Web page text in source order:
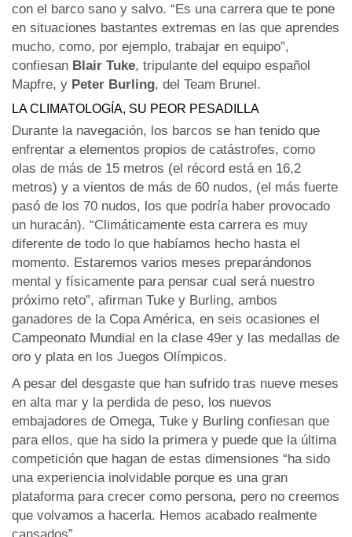
con el barco sano y salvo. “Es una carrera que te pone
en situaciones bastantes extremas en las que aprendes
mucho, como, por ejemplo, trabajar en equipo”,
confiesan Blair Tuke, tripulante del equipo español
Mapfre, y Peter Burling, del Team Brunel.
LA CLIMATOLOGÍA, SU PEOR PESADILLA
Durante la navegación, los barcos se han tenido que
enfrentar a elementos propios de catástrofes, como
olas de más de 15 metros (el récord está en 16,2
metros) y a vientos de más de 60 nudos, (el más fuerte
pasó de los 70 nudos, los que podría haber provocado
un huracán). “Climáticamente esta carrera es muy
diferente de todo lo que habíamos hecho hasta el
momento. Estaremos varios meses preparándonos
mental y físicamente para pensar cual será nuestro
próximo reto”, afirman Tuke y Burling, ambos
ganadores de la Copa América, en seis ocasiones el
Campeonato Mundial en la clase 49er y las medallas de
oro y plata en los Juegos Olímpicos.
A pesar del desgaste que han sufrido tras nueve meses
en alta mar y la perdida de peso, los nuevos
embajadores de Omega, Tuke y Burling confiesan que
para ellos, que ha sido la primera y puede que la última
competición que hagan de estas dimensiones “ha sido
una experiencia inolvidable porque es una gran
plataforma para crecer como persona, pero no creemos
que volvamos a hacerla. Hemos acabado realmente